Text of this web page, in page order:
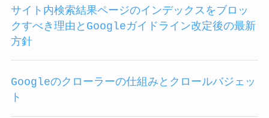
サイト内検索結果ページのインデックスをブロッ
クすべき理由とGoogleガイドライン改定後の最新
方針
Googleのクローラーの仕組みとクロールバジェッ
ト